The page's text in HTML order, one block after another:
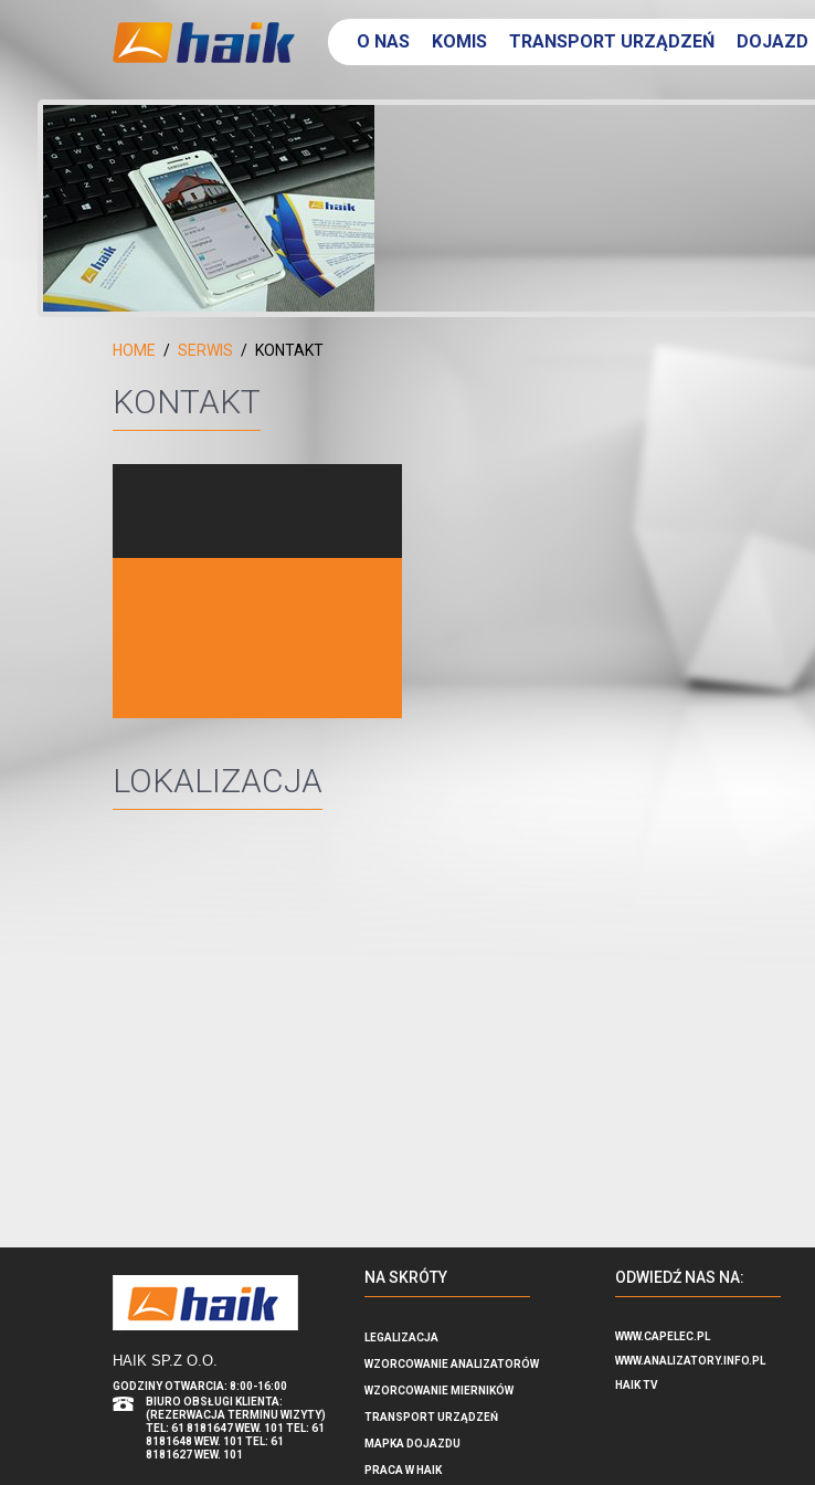
O NAS KOMIS TRANSPORT URZĄDZEŃ DOJAZD
HOME SERWIS KONTAKT
KONTAKT
LOKALIZACJA
HAIK SP.Z O.O.
GODZINY OTWARCIA: 8:00-16:00
BIURO OBSŁUGI KLIENTA:
(REZERWACJA TERMINU WIZYTY)
TEL: 61 8181647 WEW. 101 TEL: 61
8181648 WEW. 101 TEL: 61
8181627 WEW. 101
NA SKRÓTY
LEGALIZACJA
WZORCOWANIE ANALIZATORÓW
WZORCOWANIE MIERNIKÓW
TRANSPORT URZĄDZEŃ
MAPKA DOJAZDU
PRACA W HAIK
ODWIEDŹ NAS NA:
WWW.CAPELEC.PL
WWW.ANALIZATORY.INFO.PL
HAIK TV